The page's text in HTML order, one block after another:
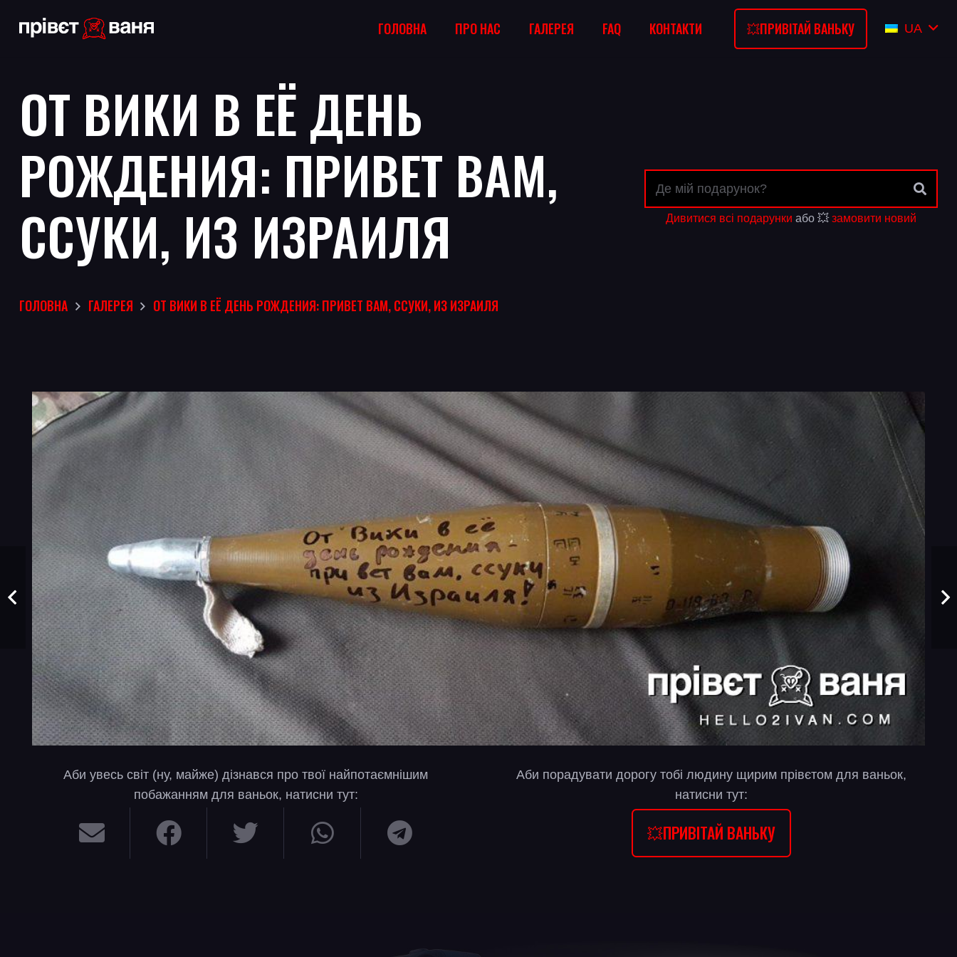
ГОЛОВНА ПРО НАС ГАЛЕРЕЯ FAQ КОНТАКТИ 💥ПРИВІТАЙ ВАНЬКУ UA
ОТ ВИКИ В ЕЁ ДЕНЬ
РОЖДЕНИЯ: ПРИВЕТ ВАМ,
ССУКИ, ИЗ ИЗРАИЛЯ
ГОЛОВНА ГАЛЕРЕЯ ОТ ВИКИ В ЕЁ ДЕНЬ РОЖДЕНИЯ: ПРИВЕТ ВАМ, ССУКИ, ИЗ ИЗРАИЛЯ
Дивитися всі подарунки або 💥замовити новий
Аби увесь світ (ну, майже) дізнався про твої найпотаємнішим
побажанням для ваньок, натисни тут:
Аби порадувати дорогу тобі людину щирим прівєтом для ваньок,
натисни тут:
💥ПРИВІТАЙ ВАНЬКУ